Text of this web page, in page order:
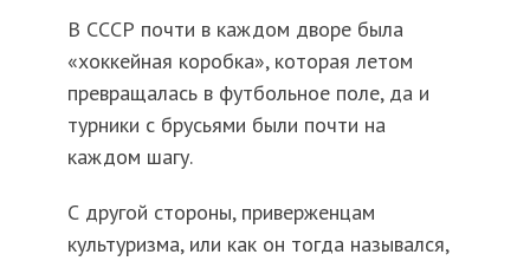
В СССР почти в каждом дворе была
«хоккейная коробка», которая летом
превращалась в футбольное поле, да и
турники с брусьями были почти на
каждом шагу.
С другой стороны, приверженцам
культуризма, или как он тогда назывался,